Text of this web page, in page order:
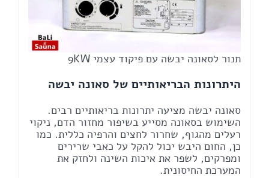
תנור לסאונה יבשה עם פיקוד עצמי 9KW
היתרונות הבריאותיים של סאונה יבשה
סאונה יבשה מציעה יתרונות בריאותיים רבים.
השימוש בסאונה מסייע בשיפור מחזור הדם, ניקוי
רעלים מהגוף, שחרור לחצים והרפיה כללית. כמו
כן, החום היבש יכול להקל על כאבי שרירים
ומפרקים, לשפר את איכות השינה ולחזק את
המערכת החיסונית.